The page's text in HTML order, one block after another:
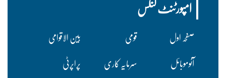
امپورٹنٹ لنکس
صفحہ اول قومی
بین الاقوامی
آٹوموبائل
سرمایہ کاری
پراپرٹی